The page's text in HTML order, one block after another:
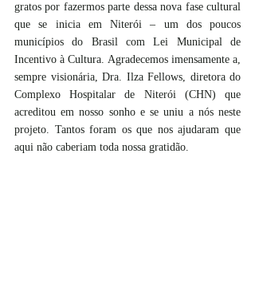
gratos por fazermos parte dessa nova fase cultural
que se inicia em Niterói – um dos poucos
municípios do Brasil com Lei Municipal de
Incentivo à Cultura. Agradecemos imensamente a,
sempre visionária, Dra. Ilza Fellows, diretora do
Complexo Hospitalar de Niterói (CHN) que
acreditou em nosso sonho e se uniu a nós neste
projeto. Tantos foram os que nos ajudaram que
aqui não caberiam toda nossa gratidão.